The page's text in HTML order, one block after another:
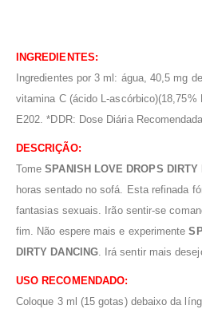
INGREDIENTES:
Ingredientes por 3 ml: água, 40,5 mg
vitamina C (ácido L-ascórbico)(18,75%
E202. *DDR: Dose Diária
DESCRIÇÃO:
TomeSPANISH LOVE DROPS DIRTY
horas sentado no sofá. Esta refinada
fantasias sexuais. Irão sentir-se
fim. Não espere mais e experimente
DIRTY DANCING. Irá sentir mais
USO RECOMENDADO:
Coloque 3 ml (15 gotas) debaixo da